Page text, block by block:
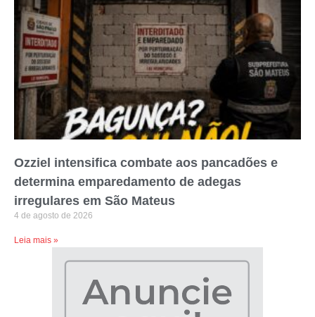
Ozziel intensifica combate aos pancadões e
determina emparedamento de adegas
irregulares em São Mateus
4 de agosto de 2026
Leia mais »